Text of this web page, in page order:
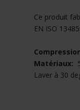
Ce produit
EN ISO
Matériaux:
Laver à 30